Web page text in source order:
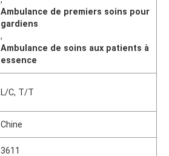
Ambulance de premiers soins pour
gardiens
,
Ambulance de soins aux patients à
essence
L/C, T/T
Chine
3611